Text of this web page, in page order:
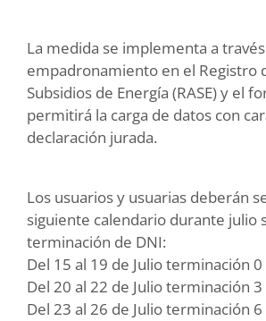
La medida se implementa a
empadronamiento en el Registro
Subsidios de Energía (RASE) y el
permitirá la carga de datos con
declaración jurada.
Los usuarios y usuarias deberán
siguiente calendario durante julio
terminación de DNI:
Del 15 al 19 de Julio terminación 0
Del 20 al 22 de Julio terminación 3
Del 23 al 26 de Julio terminación 6